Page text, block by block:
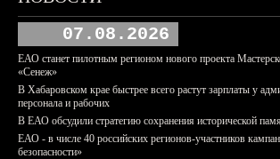
07.08.2026
ЕАО станет пилотным регионом нового проекта
«Сенеж»
В Хабаровском крае быстрее всего растут зарплаты у
персонала и рабочих
В ЕАО обсудили стратегию сохранения исторической
ЕАО - в числе 40 российских регионов-участников
безопасности»